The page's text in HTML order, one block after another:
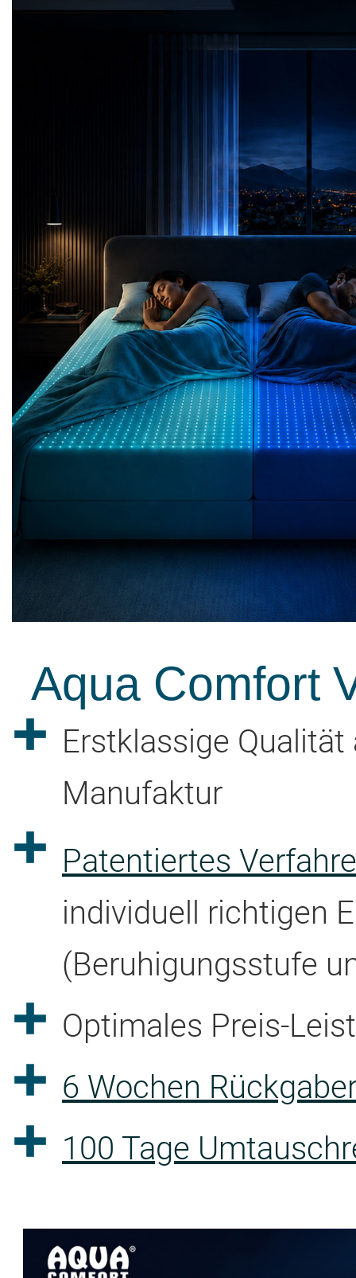
Aqua Comfort
Erstklassige
Manufaktur
Patentiertes
individuell richtigen
(Beruhigungsstufe
Optimales Preis-
6 Wochen
100 Tage